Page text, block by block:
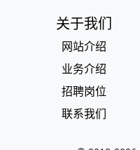
关于我们
网站介绍
业务介绍
招聘岗位
联系我们